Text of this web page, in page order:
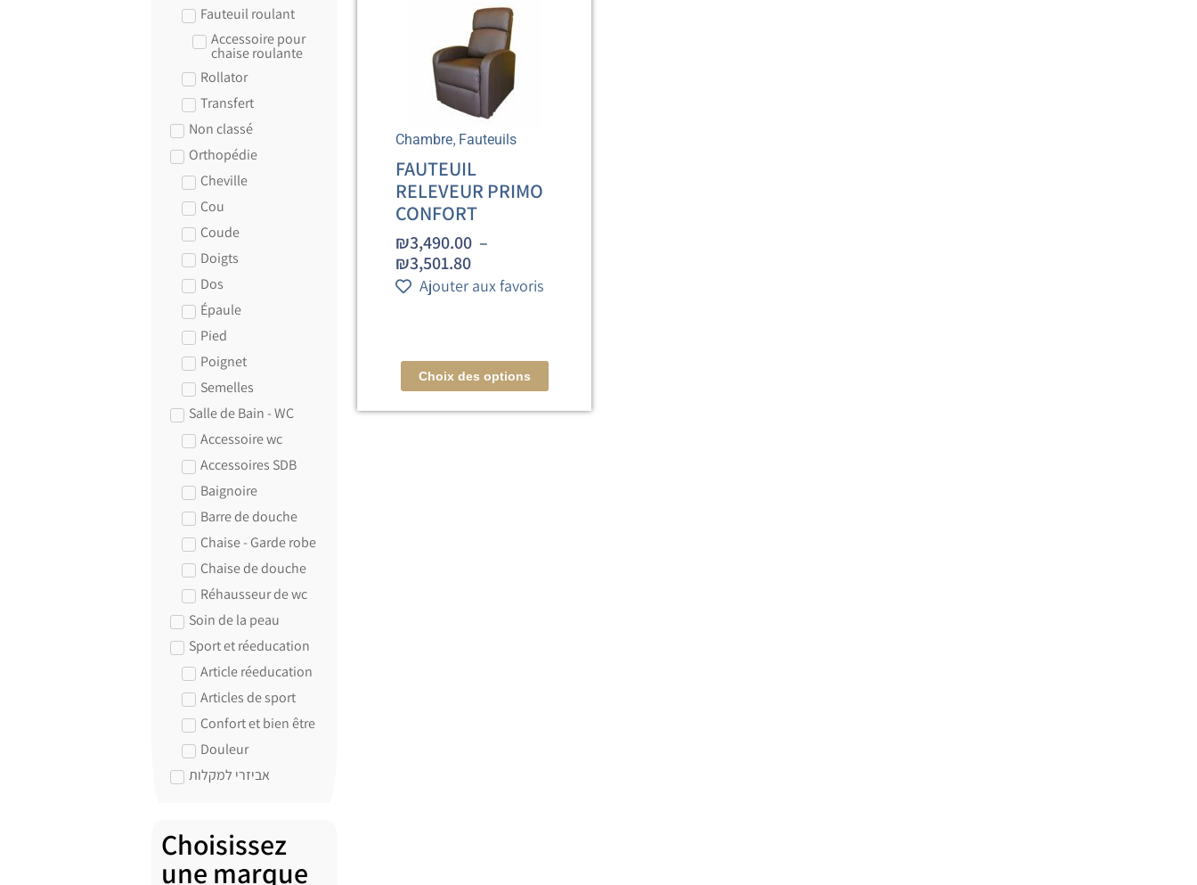
Fauteuil roulant
Accessoire pour
chaise roulante
Rollator
Transfert
Non classé
Orthopédie
Cheville
Cou
Coude
Doigts
Dos
Épaule
Pied
Poignet
Semelles
Salle de Bain - WC
Accessoire wc
Accessoires SDB
Baignoire
Barre de douche
Chaise - Garde robe
Chaise de douche
Réhausseur de wc
Soin de la peau
Sport et réeducation
Article réeducation
Articles de sport
Confort et bien être
Douleur
אביזרי למקלות
Choisissez
une marque
Chambre, Fauteuils
FAUTEUIL
RELEVEUR PRIMO
CONFORT
₪3,490.00 –
₪3,501.80
Ajouter aux favoris
Choix des options